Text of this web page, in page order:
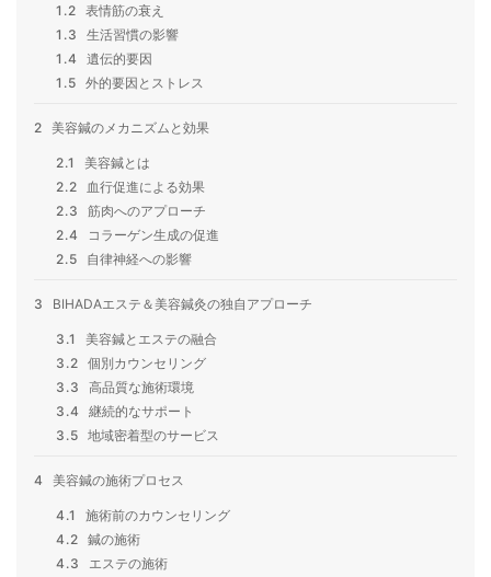
1.2 表情筋の衰え
1.3
生活習慣の影響
1.4
遺伝的要因
1.5 外的要因とストレス
2 美容鍼のメカニズムと効果
2.1
美容鍼とは
2.2
血行促進による効果
2.3
筋肉へのアプローチ
2.4
コラーゲン生成の促進
2.5
自律神経への影響
3 BIHADAエステ＆美容鍼灸の独自アプローチ
3.1
美容鍼とエステの融合
3.2 個別カウンセリング
3.3
高品質な施術環境
3.4
継続的なサポート
3.5 地域密着型のサービス
4 美容鍼の施術プロセス
4.1
施術前のカウンセリング
4.2 鍼の施術
4.3
エステの施術